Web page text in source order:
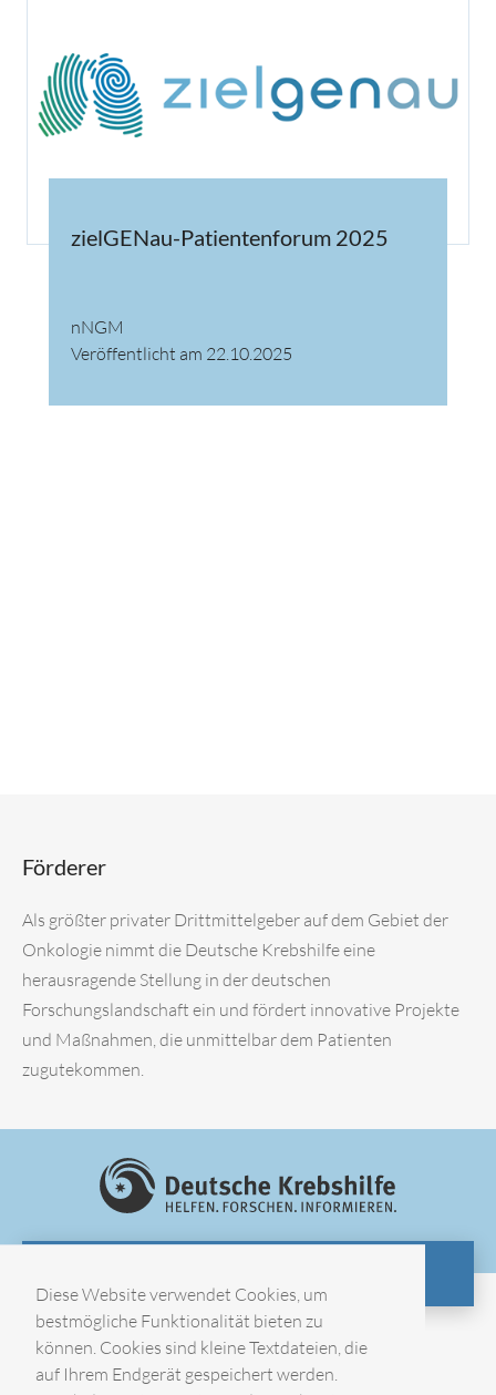
Diese Website verwendet Cookies, um
bestmögliche Funktionalität bieten zu
können. Cookies sind kleine Textdateien, die
auf Ihrem Endgerät gespeichert werden.
zielGENau-Patientenforum 2025
nNGM
Veröffentlicht am 22.10.2025
Förderer
Als größter privater Drittmittelgeber auf dem Gebiet der
Onkologie nimmt die Deutsche Krebshilfe eine
herausragende Stellung in der deutschen
Forschungslandschaft ein und fördert innovative Projekte
und Maßnahmen, die unmittelbar dem Patienten
zugutekommen.
Impressum